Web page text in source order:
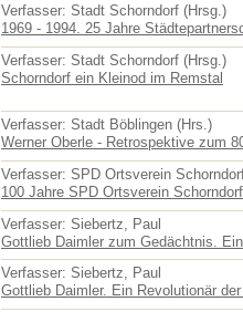
Verfasser: Stadt Schorndorf (Hrsg.)
1969 - 1994. 25 Jahre
Verfasser: Stadt Schorndorf (Hrsg.)
Schorndorf ein Kleinod im Remstal
Verfasser: Stadt Böblingen (Hrs.)
Werner Oberle - Retrospektive zum
Verfasser: SPD Ortsverein
100 Jahre SPD Ortsverein
Verfasser: Siebertz, Paul
Gottlieb Daimler zum Gedächtnis.
Verfasser: Siebertz, Paul
Gottlieb Daimler. Ein Revolutionär